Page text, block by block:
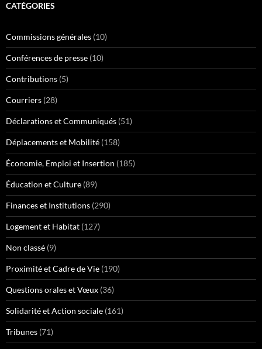
CATÉGORIES
Commissions générales (10)
Conférences de presse (10)
Contributions (5)
Courriers (28)
Déclarations et Communiqués (51)
Déplacements et Mobilité (158)
Économie, Emploi et Insertion (185)
Éducation et Culture (89)
Finances et Institutions (290)
Logement et Habitat (127)
Non classé (9)
Proximité et Cadre de Vie (190)
Questions orales et Vœux (36)
Solidarité et Action sociale (161)
Tribunes (71)